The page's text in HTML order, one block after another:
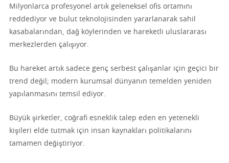
Milyonlarca profesyonel artık geleneksel ofis ortamını
reddediyor ve bulut teknolojisinden yararlanarak sahil
kasabalarından, dağ köylerinden ve hareketli uluslararası
merkezlerden çalışıyor.
Bu hareket artık sadece genç serbest çalışanlar için geçici bir
trend değil; modern kurumsal dünyanın temelden yeniden
yapılanmasını temsil ediyor.
Büyük şirketler, coğrafi esneklik talep eden en yetenekli
kişileri elde tutmak için insan kaynakları politikalarını
tamamen değiştiriyor.